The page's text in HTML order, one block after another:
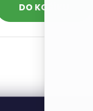
DO KOŠÍKU